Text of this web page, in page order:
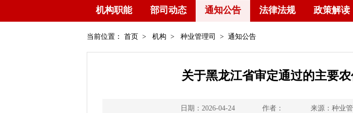
机构职能 部司动态 通知公告 法律法规 政策解读
当前位置： 首页 > 机构 > 种业管理司 > 通知公告
关于黑龙江省审定通过的主要
日期：2026-04-24 作者： 来源：种业管